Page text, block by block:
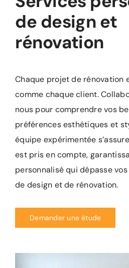
de design et
rénovation
Chaque projet de rénovation
comme chaque client.
nous pour comprendre vos
préférences esthétiques et
équipe expérimentée
est pris en compte,
personnalisé qui dépasse
de design et de rénovation.
Demander une étude